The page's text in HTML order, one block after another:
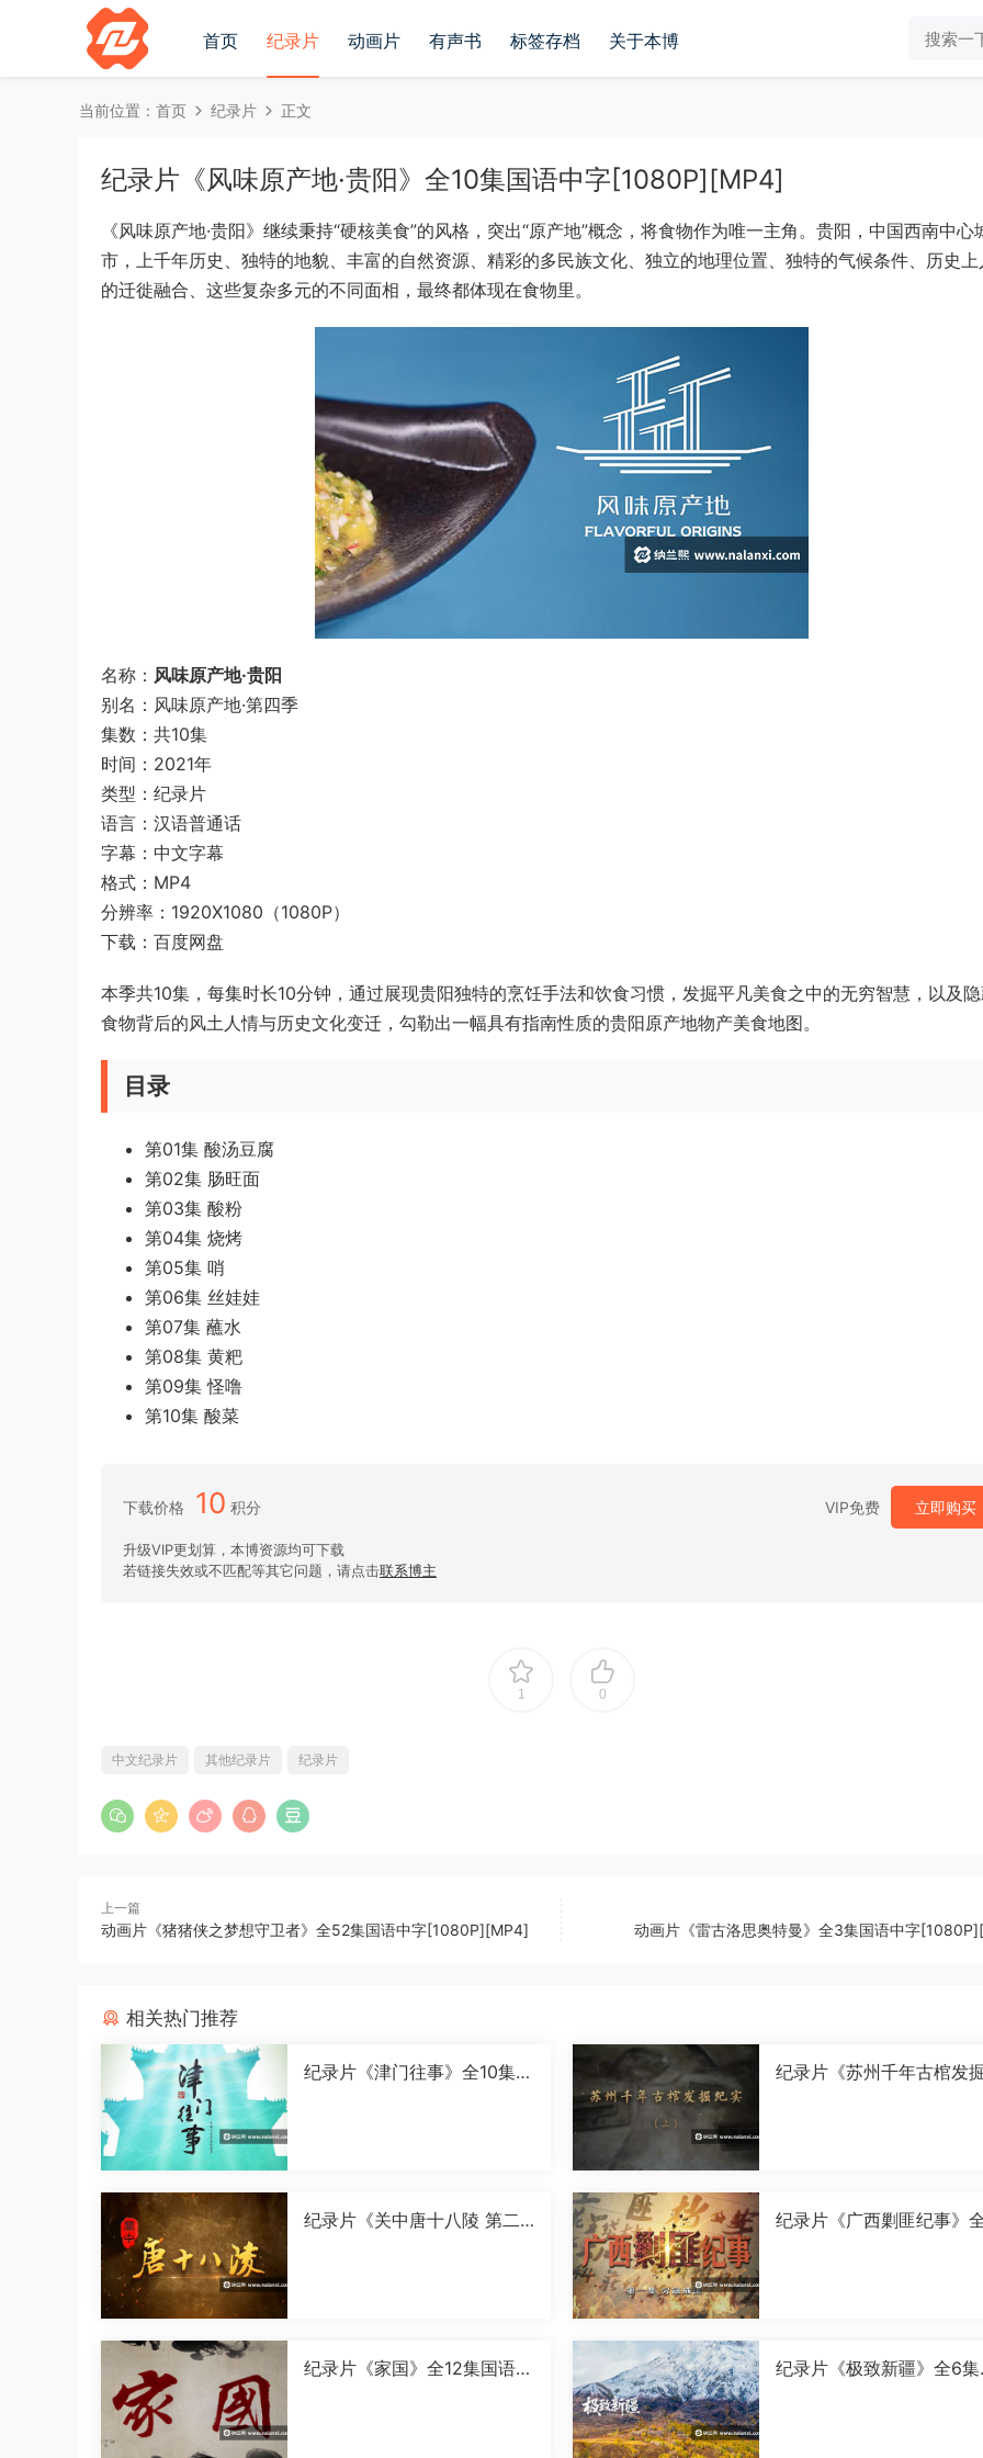
首页 纪录片 动画片 有声书 标签存档 关于本博
当前位置： 首页 纪录片 正文
纪录片《风味原产地·贵阳》全10集国语中字[1080P][MP4]
《风味原产地·贵阳》继续秉持“硬核美食”的风格，突出“原产地”概念，将食物作为唯一主角。贵阳，中国西南中心
市，上千年历史、独特的地貌、丰富的自然资源、精彩的多民族文化、独立的地理位置、独特的气候条件、历史上
的迁徙融合、这些复杂多元的不同面相，最终都体现在食物里。
名称： 风味原产地·贵阳
别名：风味原产地·第四季
集数：共10集
时间：2021年
类型：纪录片
语言：汉语普通话
字幕：中文字幕
格式：MP4
分辨率：1920X1080（1080P）
下载：百度网盘
本季共10集，每集时长10分钟，通过展现贵阳独特的烹饪手法和饮食习惯，发掘平凡美食之中的无穷智慧，以及
食物背后的风土人情与历史文化变迁，勾勒出一幅具有指南性质的贵阳原产地物产美食地图。
目录
第01集 酸汤豆腐
第02集 肠旺面
第03集 酸粉
第04集 烧烤
第05集 哨
第06集 丝娃娃
第07集 蘸水
第08集 黄粑
第09集 怪噜
第10集 酸菜
下载价格 10 积分 VIP免费 立即购买
升级VIP更划算，本博资源均可下载
若链接失效或不匹配等其它问题，请点击联系博主
1 0
中文纪录片 其他纪录片 纪录片
上一篇
动画片《猪猪侠之梦想守卫者》全52集国语中字[1080P][MP4] 动画片《雷古洛思奥特曼》全3集国语中字
相关热门推荐
纪录片《津门往事》全10集国
纪录片《苏州千年古棺发
纪录片《关中唐十八陵 第二
纪录片《广西剿匪纪事》
纪录片《家国》全12集国语中
纪录片《极致新疆》全6